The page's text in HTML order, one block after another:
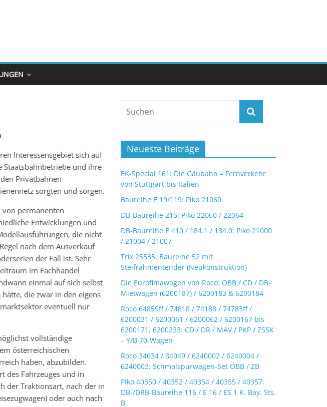
Interessensgebiet sich auf
Staatsbahnbetriebe und ihre
Privatbahnen-
sorgten und sorgen.
von permanenten
Entwicklungen und
die nicht
nach dem Ausverkauf
der Fall ist. Sehr
im Fachhandel
einmal auf sich selbst
die zwar in den eigens
eventuell nur
vollständige
österreichischen
haben, abzubilden.
des Fahrzeuges und in
der Traktionsart, nach der in
oder auch nach
Neueste Beiträge
EK-Special 161: Die Gäubahn – Fernverkehr
von Stuttgart bis Italien
Baureihe E 19/119: Piko 21060
DB-Baureihe 215: Piko 22060 / 22064
DB-Baureihe E 410 / 184.1 / 184.0: Piko 21000
/ 21004 / 21007
Trix 25535: Baureihe 52 mit
Steifrahmentender (Neukonstruktion)
Die Eurofimawagen von Roco: ÖBB / CD / DB-
Mietwagen (6200187) / 6200183 & 6200184
Roco 64859ff / 74818 / 74188 / 74783ff /
6200031 / 6200061 / 6200062 / 6200167 bis
6200171, 6200233: CD / DR / MAV / PKP / ZSSK
– Y/B 70-Wagen
Roco 34034 / 34049 / 6240002 / 6240004 /
6240003: Schmalspurwagen-Set ÖBB / ZB
Piko 40350 / 40352 / 40354 / 40355 / 40357:
DB-/DRB-Baureihe 116 / E 16 / ES 1 K. Bay. Sts.
B.